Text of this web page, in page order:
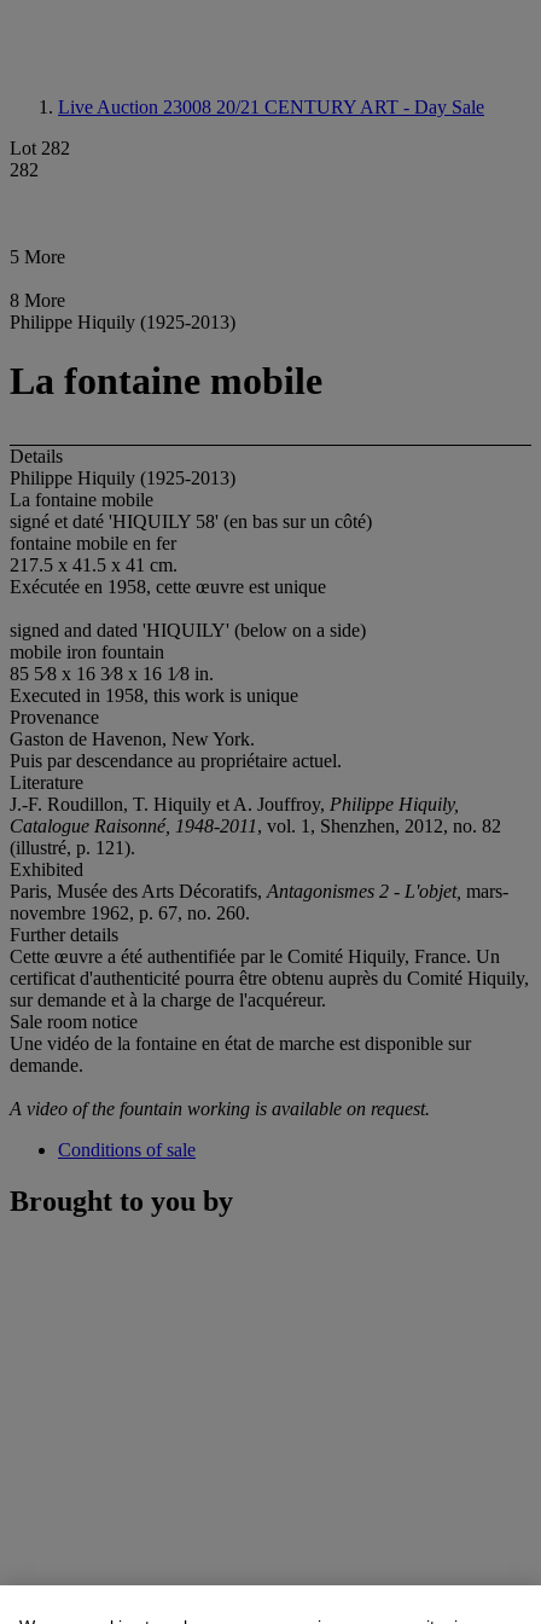
Live Auction 23008 20/21 CENTURY ART - Day Sale
Lot 282
282
5 More
8 More
Philippe Hiquily (1925-2013)
La fontaine mobile
Details
Philippe Hiquily (1925-2013)
La fontaine mobile
signé et daté 'HIQUILY 58' (en bas sur un côté)
fontaine mobile en fer
217.5 x 41.5 x 41 cm.
Exécutée en 1958, cette œuvre est unique
signed and dated 'HIQUILY' (below on a side)
mobile iron fountain
85 5⁄8 x 16 3⁄8 x 16 1⁄8 in.
Executed in 1958, this work is unique
Provenance
Gaston de Havenon, New York.
Puis par descendance au propriétaire actuel.
Literature
J.-F. Roudillon, T. Hiquily et A. Jouffroy, Philippe Hiquily,
Catalogue Raisonné, 1948-2011, vol. 1, Shenzhen, 2012, no. 82
(illustré, p. 121).
Exhibited
Paris, Musée des Arts Décoratifs, Antagonismes 2 - L'objet, mars-
novembre 1962, p. 67, no. 260.
Further details
Cette œuvre a été authentifiée par le Comité Hiquily, France. Un
certificat d'authenticité pourra être obtenu auprès du Comité Hiquily,
sur demande et à la charge de l'acquéreur.
Sale room notice
Une vidéo de la fontaine en état de marche est disponible sur
demande.
A video of the fountain working is available on request.
Conditions of sale
Brought to you by